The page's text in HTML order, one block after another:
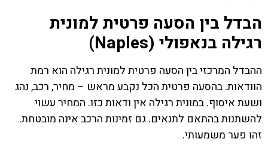
הבדל בין הסעה פרטית למונית
רגילה בנאפולי (Naples)
ההבדל המרכזי בין הסעה פרטית למונית רגילה הוא רמת
הוודאות. בהסעה פרטית הכל נקבע מראש – מחיר, רכב, נהג
ושעת איסוף. במונית רגילה אין ודאות כזו. המחיר עשוי
להשתנות בהתאם לתנאים. גם זמינות הרכב אינה מובטחת.
זהו פער משמעותי.